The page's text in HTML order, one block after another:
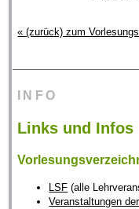
« (zurück) zum
INFO
Links und Infos
LSF (alle
Veranstaltungen